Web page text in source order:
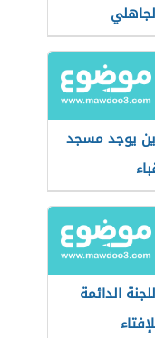
يوجد مسجد
الدائمة